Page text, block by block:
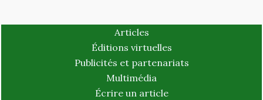
Articles
Éditions virtuelles
Publicités et partenariats
Multimédia
Écrire un article